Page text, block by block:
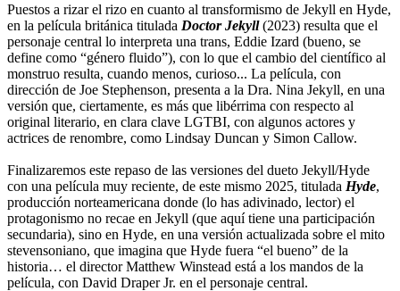
Puestos a rizar el rizo en cuanto al transformismo de Jekyll en Hyde,
en la película británica titulada Doctor Jekyll(2023) resulta que el
personaje central lo interpreta una trans, Eddie Izard (bueno, se
define como “género fluido”), con lo que el cambio del científico al
monstruo resulta, cuando menos, curioso... La película, con
dirección de Joe Stephenson, presenta a la Dra. Nina Jekyll, en una
versión que, ciertamente, es más que libérrima con respecto al
original literario, en clara clave LGTBI, con algunos actores y
actrices de renombre, como Lindsay Duncan y Simon Callow.
Finalizaremos este repaso de las versiones del dueto Jekyll/Hyde
con una película muy reciente, de este mismo 2025, titulada Hyde,
producción norteamericana donde (lo has adivinado, lector) el
protagonismo no recae en Jekyll (que aquí tiene una participación
secundaria), sino en Hyde, en una versión actualizada sobre el mito
stevensoniano, que imagina que Hyde fuera “el bueno” de la
historia… el director Matthew Winstead está a los mandos de la
película, con David Draper Jr. en el personaje central.